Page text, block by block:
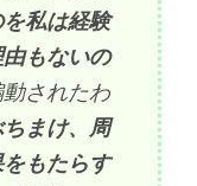
私は経験
もないの
されたわ
まけ、周
もたらす